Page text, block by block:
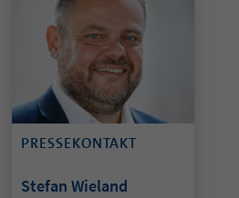
PRESSEKONTAKT
Stefan Wieland